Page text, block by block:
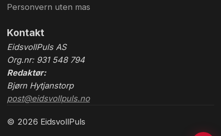
Personvern uten mas
Kontakt
EidsvollPuls AS
Org.nr: 931 548 794
Redaktør:
Bjørn Hytjanstorp
post@eidsvollpuls.no
© 2026 EidsvollPuls